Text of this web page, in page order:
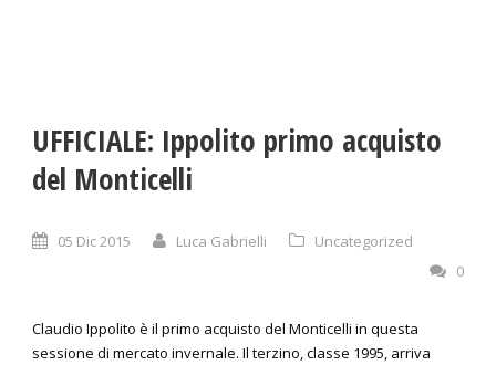
UFFICIALE: Ippolito primo acquisto
del Monticelli
05 Dic 2015 Luca Gabrielli
Uncategorized
0
Claudio Ippolito è il primo acquisto del Monticelli in questa
sessione di mercato invernale. Il terzino, classe 1995, arriva